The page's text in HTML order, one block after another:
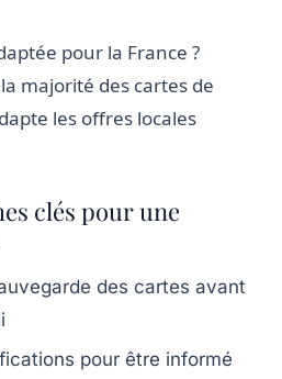
pour la France ?
majorité des cartes de
les offres locales
clés pour une
des cartes avant
pour être informé